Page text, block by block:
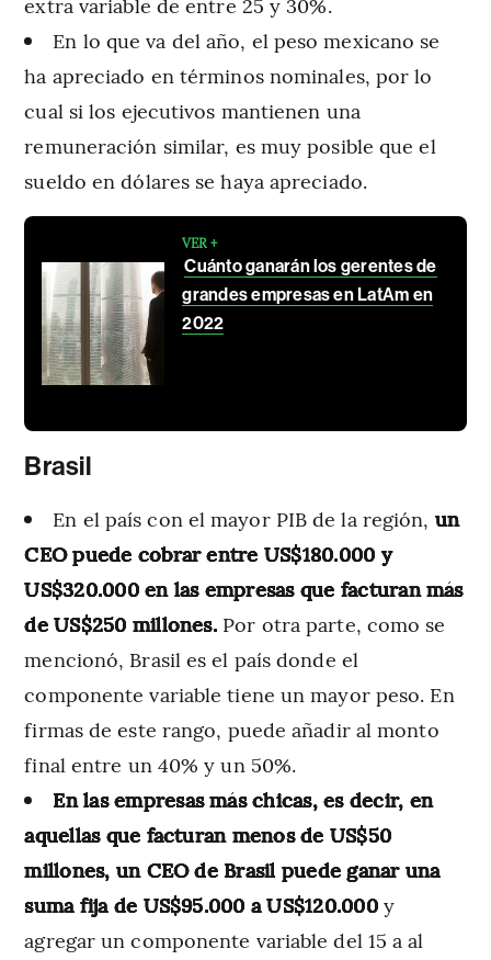
En lo que va del año, el peso mexicano se
ha apreciado en términos nominales, por lo
cual si los ejecutivos mantienen una
remuneración similar, es muy posible que el
sueldo en dólares se haya apreciado.
VER +
Cuánto ganarán los gerentes de
grandes empresas en LatAm en
2022
Brasil
En el país con el mayor PIB de la región, un
CEO puede cobrar entre US$180.000 y
US$320.000 en las empresas que facturan más
de US$250 millones. Por otra parte, como se
mencionó, Brasil es el país donde el
componente variable tiene un mayor peso. En
firmas de este rango, puede añadir al monto
final entre un 40% y un 50%.
En las empresas más chicas, es decir, en
aquellas que facturan menos de US$50
millones, un CEO de Brasil puede ganar una
suma fija de US$95.000 a US$120.000y
agregar un componente variable del 15 a al